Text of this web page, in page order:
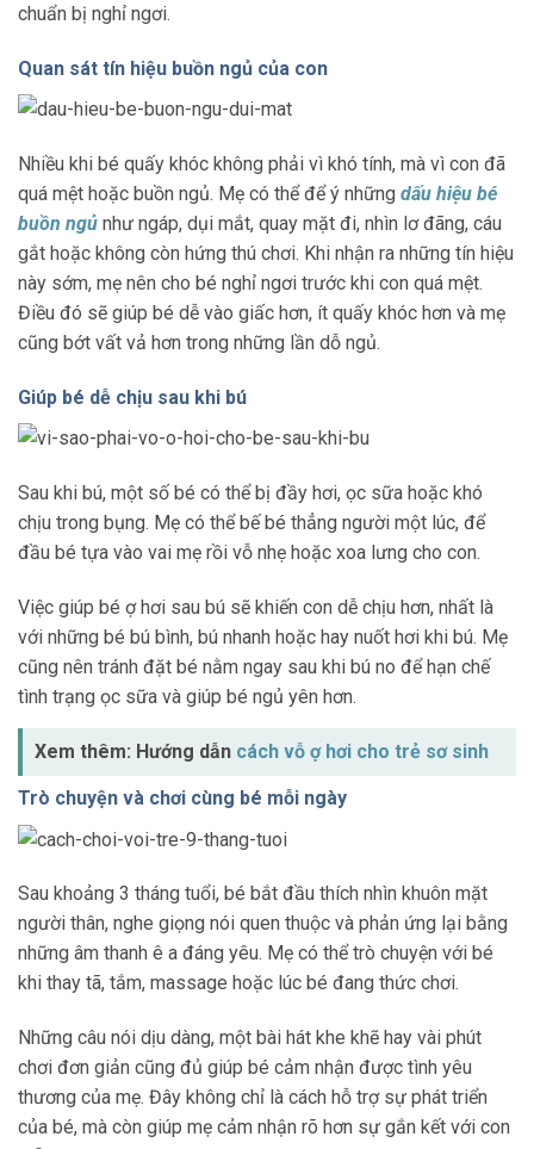
chuẩn bị nghỉ ngơi.
Quan sát tín hiệu buồn ngủ của con
Nhiều khi bé quấy khóc không phải vì khó tính, mà vì con đã
quá mệt hoặc buồn ngủ. Mẹ có thể để ý những dấu hiệu bé
buồn ngủ như ngáp, dụi mắt, quay mặt đi, nhìn lơ đãng, cáu
gắt hoặc không còn hứng thú chơi. Khi nhận ra những tín hiệu
này sớm, mẹ nên cho bé nghỉ ngơi trước khi con quá mệt.
Điều đó sẽ giúp bé dễ vào giấc hơn, ít quấy khóc hơn và mẹ
cũng bớt vất vả hơn trong những lần dỗ ngủ.
Giúp bé dễ chịu sau khi bú
Sau khi bú, một số bé có thể bị đầy hơi, ọc sữa hoặc khó
chịu trong bụng. Mẹ có thể bế bé thẳng người một lúc, để
đầu bé tựa vào vai mẹ rồi vỗ nhẹ hoặc xoa lưng cho con.
Việc giúp bé ợ hơi sau bú sẽ khiến con dễ chịu hơn, nhất là
với những bé bú bình, bú nhanh hoặc hay nuốt hơi khi bú. Mẹ
cũng nên tránh đặt bé nằm ngay sau khi bú no để hạn chế
tình trạng ọc sữa và giúp bé ngủ yên hơn.
Xem thêm: Hướng dẫn cách vỗ ợ hơi cho trẻ sơ sinh
Trò chuyện và chơi cùng bé mỗi ngày
Sau khoảng 3 tháng tuổi, bé bắt đầu thích nhìn khuôn mặt
người thân, nghe giọng nói quen thuộc và phản ứng lại bằng
những âm thanh ê a đáng yêu. Mẹ có thể trò chuyện với bé
khi thay tã, tắm, massage hoặc lúc bé đang thức chơi.
Những câu nói dịu dàng, một bài hát khe khẽ hay vài phút
chơi đơn giản cũng đủ giúp bé cảm nhận được tình yêu
thương của mẹ. Đây không chỉ là cách hỗ trợ sự phát triển
của bé, mà còn giúp mẹ cảm nhận rõ hơn sự gắn kết với con